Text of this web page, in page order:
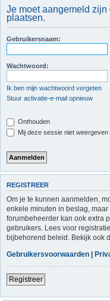
Je moet aangemeld zijn
plaatsen.
Gebruikersnaam:
Wachtwoord:
Ik ben mijn wachtwoord vergeten
Stuur activatie-e-mail opnieuw
Onthouden
Mij deze sessie niet
REGISTREER
Om je te kunnen aanmelden,
enkele minuten in beslag,
forumbeheerder kan ook extra
gebruikers. Lees voor
bijbehorend beleid. Bekijk ook
Gebruikersvoorwaarden |
Registreer